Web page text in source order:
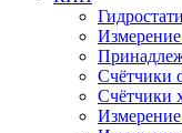
Счётчики
Счётчики